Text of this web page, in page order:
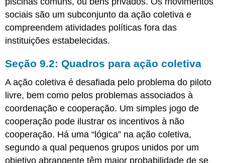
de
dados
e
sites
sociais são um subconjunto da ação coletiva e
compreendem atividades políticas fora das
instituições estabelecidas.
Seção 9.2: Quadros para ação coletiva
A ação coletiva é desafiada pelo problema do piloto
livre, bem como pelos problemas associados à
coordenação e cooperação. Um simples jogo de
cooperação pode ilustrar os incentivos à não
cooperação. Há uma “lógica” na ação coletiva,
segundo a qual pequenos grupos unidos por um
objetivo abrangente têm maior probabilidade de se